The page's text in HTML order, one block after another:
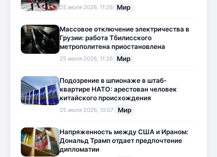
25 июля 2026, 11:26 Мир
Массовое отключение электричества в
Грузии: работа Тбилисского
метрополитена приостановлена
25 июля 2026, 11:26 Мир
Подозрение в шпионаже в штаб-
квартире НАТО: арестован человек
китайского происхождения
25 июля 2026, 10:07 Мир
Напряженность между США и Ираном:
Дональд Трамп отдает предпочтение
дипломатии